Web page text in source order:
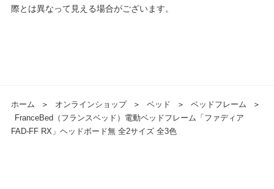
際とは異なって見える場合がございます。
ホーム ＞ オンラインショップ ＞ ベッド ＞ ベッドフレーム
＞
FranceBed（フランスベッド）電動ベッドフレーム「ファディア
FAD-FF RX」ヘッドボード無 全2サイズ 全3色